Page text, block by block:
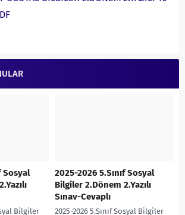
Sosyal
Bilgiler
2025-2026 5.Sınıf Sosyal
Bilgiler 2.Dönem 2.Yazılı
Sınav-Cevaplı
2025-2026 5.Sınıf Sosyal Bilgiler